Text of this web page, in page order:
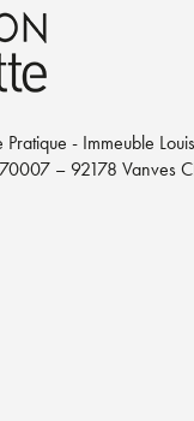
- Immeuble
– 92178 Vanves